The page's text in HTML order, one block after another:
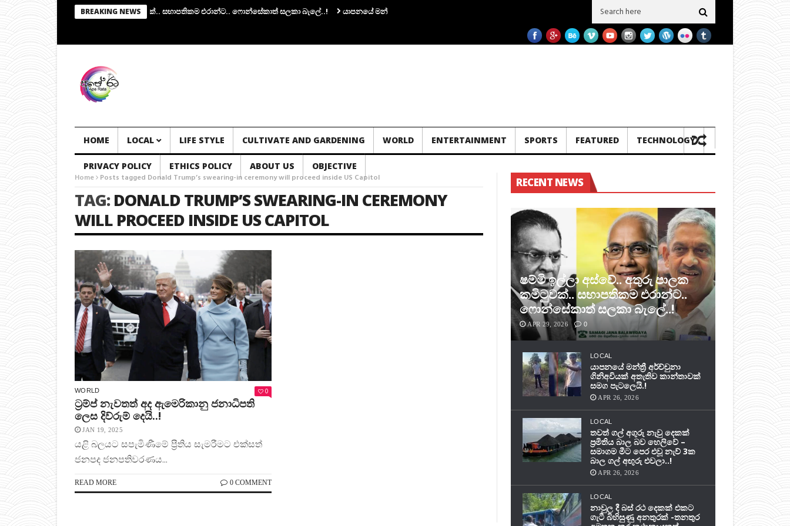
BREAKING NEWS
ෂම්මි ඉල්ලා අස්වේ.. අතුරු පාලක කමිටුවක්.. සභාපතිකම එරාන්ට.. ෆොන්සේකාත් සලකා බැලේ..! යාපනයේ මන්ත්‍රී අර්ච්චුනා ගිනිඅවියක් අතැතිව කාන්තාවක් සමග පැටලෙයි.! තවත් ගල් අගුරු නැවු දෙකක් ප‍්‍රමිතිය බාල බව හෙලිවේ – සමාගම
HOME LOCAL LIFE STYLE CULTIVATE AND GARDENING WORLD ENTERTAINMENT SPORTS FEATURED TECHNOLOGY
PRIVACY POLICY ETHICS POLICY ABOUT US OBJECTIVE
Home Posts tagged Donald Trump’s swearing-in ceremony will proceed inside US Capitol
TAG:DONALD TRUMP’S SWEARING-IN CEREMONY
WILL PROCEED INSIDE US CAPITOL
WORLD 0
ට්‍රම්ප් නැවතත් අද ඇමෙරිකානු ජනාධිපති
ලෙස දිව්රුම් දෙයි..!
JAN 19, 2025
යළි බලයට සපැමිණීමේ ප්‍රීතිය සැමරීමට එක්සත්
ජනපද ජනපතිවරණය...
READ MORE 0 COMMENT
RECENT NEWS
ෂම්මි ඉල්ලා අස්වේ.. අතුරු පාලක
කමිටුවක්.. සභාපතිකම එරාන්ට..
ෆොන්සේකාත් සලකා බැලේ..!
APR 29, 2026 0
LOCAL
යාපනයේ මන්ත්‍රී අර්ච්චුනා
ගිනිඅවියක් අතැතිව කාන්තාවක්
සමග පැටලෙයි.!
APR 26, 2026
LOCAL
තවත් ගල් අගුරු නැවු දෙකක්
ප‍්‍රමිතිය බාල බව හෙලිවේ –
සමාගම මීට පෙර එවූ නැව් 3ක
බාල ගල් අඟුරු එවලා..!
APR 26, 2026
LOCAL
නාවුල දී බස් රථ දෙකක් එකට
ගැටී බිහිසුණු අනතුරක් -තනතුර